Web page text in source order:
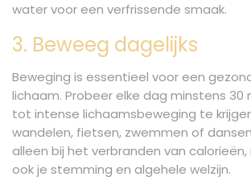
water voor een verfrissende smaak.
3. Beweeg dagelijks
Beweging is essentieel voor een
lichaam. Probeer elke dag minstens
tot intense lichaamsbeweging te
wandelen, fietsen, zwemmen of
alleen bij het verbranden van
ook je stemming en algehele welzijn.